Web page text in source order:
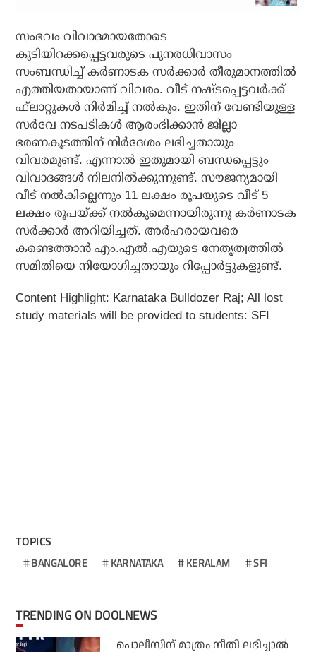
സംഭവം വിവാദമായതോടെ
കുടിയിറക്കപ്പെട്ടവരുടെ പുനരധിവാസം
സംബന്ധിച്ച് കര്‍ണാടക സര്‍ക്കാര്‍ തീരുമാനത്തില്‍
എത്തിയതായാണ് വിവരം. വീട് നഷ്ടപ്പെട്ടവര്‍ക്ക്
ഫ്‌ലാറ്റുകള്‍ നിര്‍മിച്ച് നല്‍കും. ഇതിന് വേണ്ടിയുള്ള
സര്‍വേ നടപടികള്‍ ആരംഭിക്കാന്‍ ജില്ലാ
ഭരണകൂടത്തിന് നിര്‍ദേശം ലഭിച്ചതായും
വിവരമുണ്ട്. എന്നാല്‍ ഇതുമായി ബന്ധപ്പെട്ടും
വിവാദങ്ങള്‍ നിലനില്‍ക്കുന്നുണ്ട്. സൗജന്യമായി
വീട് നല്‍കില്ലെന്നും 11 ലക്ഷം രൂപയുടെ വീട് 5
ലക്ഷം രൂപയ്ക്ക് നല്‍കുമെന്നായിരുന്നു കര്‍ണാടക
സര്‍ക്കാര്‍ അറിയിച്ചത്. അര്‍ഹരായവരെ
കണ്ടെത്താന്‍ എം.എല്‍.എയുടെ നേതൃത്വത്തില്‍
സമിതിയെ നിയോഗിച്ചതായും റിപ്പോര്‍ട്ടുകളുണ്ട്.
Content Highlight: Karnataka Bulldozer Raj; All lost
study materials will be provided to students: SFI
TOPICS
BANGALORE KARNATAKA KERALAM SFI
TRENDING ON DOOLNEWS
പൊലീസിന് മാത്രം നീതി ലഭിച്ചാല്‍